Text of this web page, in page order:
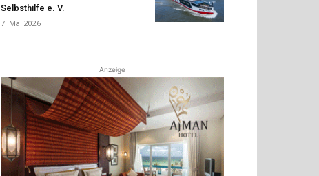
Selbsthilfe e. V.
7. Mai 2026
Anzeige